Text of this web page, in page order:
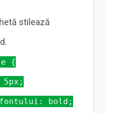
stilează
{
bold;